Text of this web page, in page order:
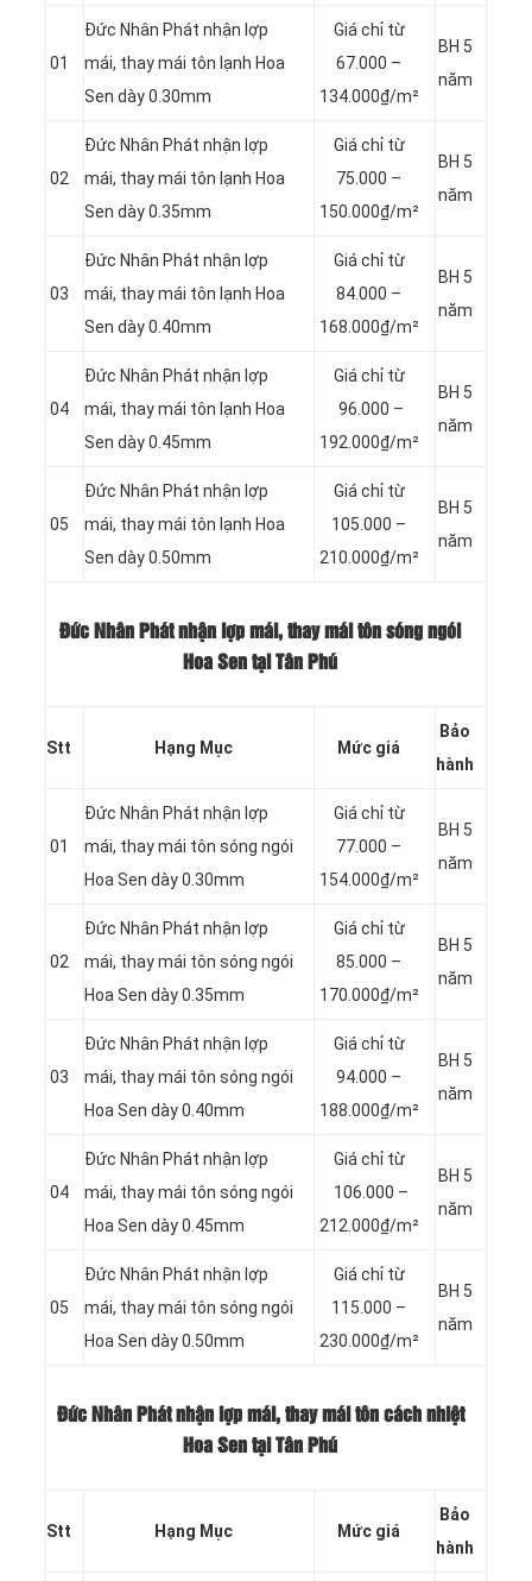
01
Đức Nhân Phát nhận lợp
mái, thay mái tôn lạnh Hoa
Sen dày 0.30mm
Giá chỉ từ
67.000 –
134.000₫/m²
BH 5
năm
02
Đức Nhân Phát nhận lợp
mái, thay mái tôn lạnh Hoa
Sen dày 0.35mm
Giá chỉ từ
75.000 –
150.000₫/m²
BH 5
năm
03
Đức Nhân Phát nhận lợp
mái, thay mái tôn lạnh Hoa
Sen dày 0.40mm
Giá chỉ từ
84.000 –
168.000₫/m²
BH 5
năm
04
Đức Nhân Phát nhận lợp
mái, thay mái tôn lạnh Hoa
Sen dày 0.45mm
Giá chỉ từ
96.000 –
192.000₫/m²
BH 5
năm
05
Đức Nhân Phát nhận lợp
mái, thay mái tôn lạnh Hoa
Sen dày 0.50mm
Giá chỉ từ
105.000 –
210.000₫/m²
BH 5
năm
Đức Nhân Phát nhận lợp mái, thay mái tôn sóng ngói
Hoa Sen tại Tân Phú
Stt Hạng Mục Mức giá
Bảo
hành
01
Đức Nhân Phát nhận lợp
mái, thay mái tôn sóng ngói
Hoa Sen dày 0.30mm
Giá chỉ từ
77.000 –
154.000₫/m²
BH 5
năm
02
Đức Nhân Phát nhận lợp
mái, thay mái tôn sóng ngói
Hoa Sen dày 0.35mm
Giá chỉ từ
85.000 –
170.000₫/m²
BH 5
năm
03
Đức Nhân Phát nhận lợp
mái, thay mái tôn sóng ngói
Hoa Sen dày 0.40mm
Giá chỉ từ
94.000 –
188.000₫/m²
BH 5
năm
04
Đức Nhân Phát nhận lợp
mái, thay mái tôn sóng ngói
Hoa Sen dày 0.45mm
Giá chỉ từ
106.000 –
212.000₫/m²
BH 5
năm
05
Đức Nhân Phát nhận lợp
mái, thay mái tôn sóng ngói
Hoa Sen dày 0.50mm
Giá chỉ từ
115.000 –
230.000₫/m²
BH 5
năm
Đức Nhân Phát nhận lợp mái, thay mái tôn cách nhiệt
Hoa Sen tại Tân Phú
Stt Hạng Mục Mức giá
Bảo
hành